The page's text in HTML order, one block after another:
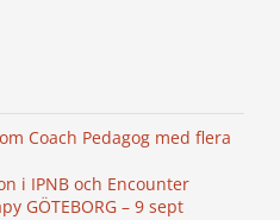
Coach Pedagog med flera
i IPNB och Encounter
GÖTEBORG – 9 sept